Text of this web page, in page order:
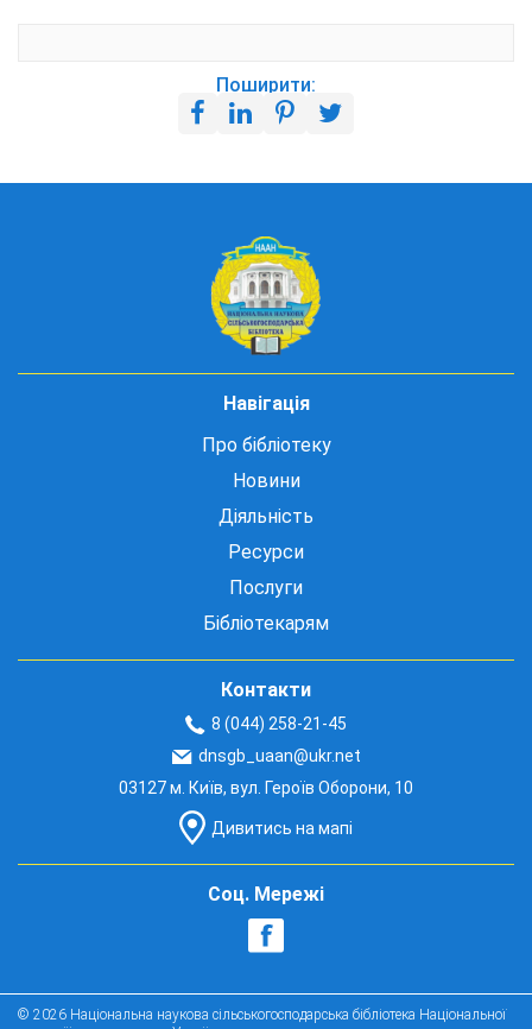
Поширити:
Навігація
Про бібліотеку
Новини
Діяльність
Ресурси
Послуги
Бібліотекарям
Контакти
8 (044) 258-21-45
dnsgb_uaan@ukr.net
03127 м. Київ, вул. Героїв Оборони, 10
Дивитись на мапі
Соц. Мережі
© 2026 Національна наукова сільськогосподарська бібліотека Національної